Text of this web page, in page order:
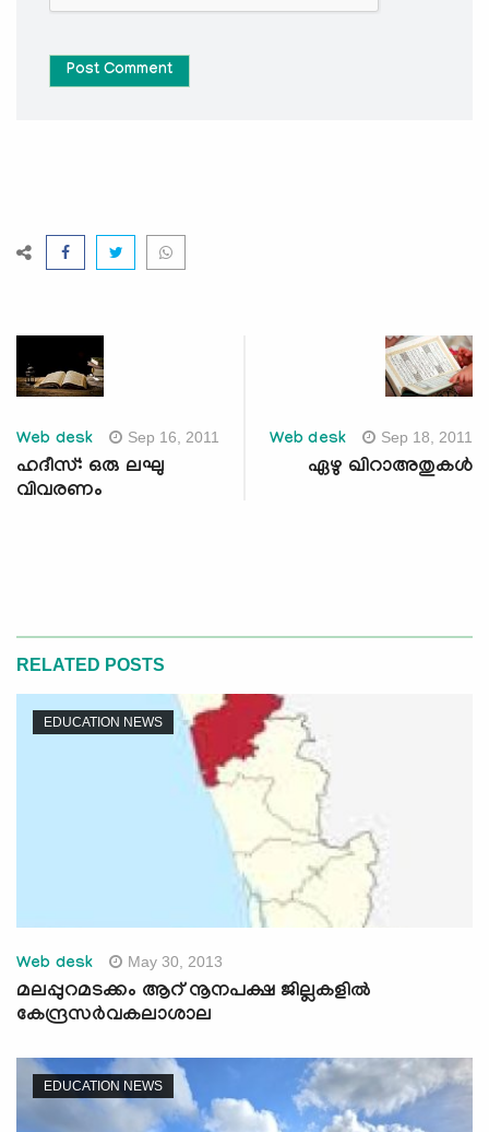
Post Comment
Web desk Sep 16, 2011
ഹദീസ്: ഒരു ലഘു
വിവരണം
Web desk Sep 18, 2011
ഏഴു ഖിറാഅതുകള്‍
RELATED POSTS
EDUCATION NEWS
Web desk May 30, 2013
മലപ്പുറമടക്കം ആറ് നൂനപക്ഷ ജില്ലകളില്‍
കേന്ദ്രസര്‍വകലാശാല
EDUCATION NEWS